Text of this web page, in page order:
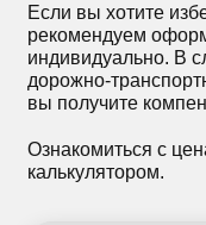
Если вы хотите
рекомендуем
индивидуально. В
дорожно-
вы получите
Ознакомиться с
калькулятором.